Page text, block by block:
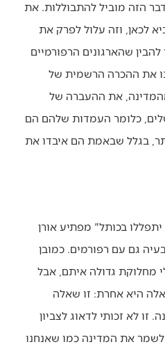
הזה מוביל להתבוללות. את
לכאן, וזה עלול לפרק את
שהארגונים הרפורמיים
את ההכרה הרשמית של
את ההעברה של
כלומר העמדות שלהם הם
בגלל שבאמת הם איבדו את
בכותל" מפתיע אורן
גם עם רפורמים. כמובן
מחלוקת גדולה איתם, אבל
היא אחרת: זו שאלה
זו לא זכותי לדאוג לצביון
לשמר את המדינה כמו שאנחנו